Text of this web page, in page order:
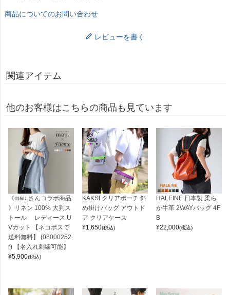
商品についてのお問い合わせ
レビューを書く
関連アイテム
他のお客様はこちらの商品も見ています
《mau.さんコラボ商品
》リネン 100% 大判ス
トール レディース U
Vカット 【ネコポスで
送料無料】 (08000252
r) 【名入れ刺繍可能】
¥5,900(税込)
KAKSI クリアポーチ 斜
め掛けバッグ アウトド
ア クリアケース
¥1,650(税込)
HALEINE 日本製 柔ら
か牛革 2WAYバッグ 4F
B
¥22,000(税込)